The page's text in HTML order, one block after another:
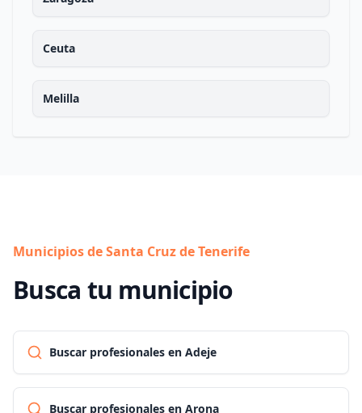
Ceuta
Melilla
Municipios de Santa Cruz de Tenerife
Busca tu municipio
Buscar profesionales en Adeje
Buscar profesionales en Arona